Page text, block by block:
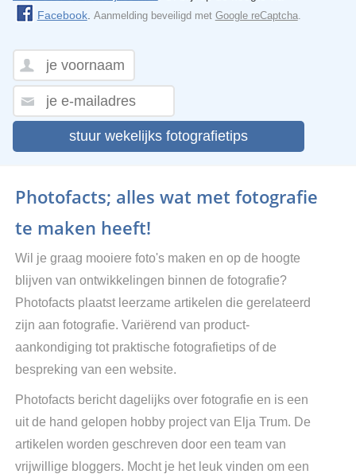
Facebook. Aanmelding beveiligd met Google reCaptcha.
stuur wekelijks fotografietips
Photofacts; alles wat met fotografie
te maken heeft!
Wil je graag mooiere foto's maken en op de hoogte
blijven van ontwikkelingen binnen de fotografie?
Photofacts plaatst leerzame artikelen die gerelateerd
zijn aan fotografie. Variërend van product-
aankondiging tot praktische fotografietips of de
bespreking van een website.
Photofacts bericht dagelijks over fotografie en is een
uit de hand gelopen hobby project van Elja Trum. De
artikelen worden geschreven door een team van
vrijwillige bloggers. Mocht je het leuk vinden om een